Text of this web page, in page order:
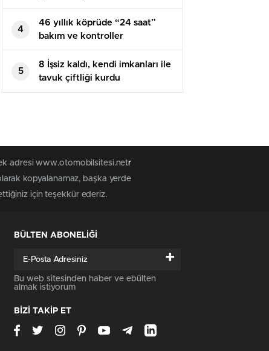
yaşadığını ispatladı
4
46 yıllık köprüde “24 saat”
bakım ve kontroller
5
8 İşsiz kaldı, kendi imkanları ile
tavuk çiftliği kurdu
adresi www.otomobilsitesi.netr
kopyalanamaz, başka yerde
için teşekkür ederiz.
BÜLTEN ABONELİĞİ
+
Bu web sitesinden haber ve ebülten
almak istiyorum
BİZİ TAKİP ET